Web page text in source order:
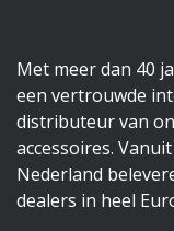
Met meer dan 40
een vertrouwde
distributeur van
accessoires.
Nederland
dealers in heel